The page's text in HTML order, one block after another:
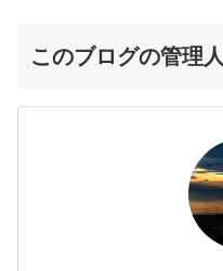
このブログの管理人